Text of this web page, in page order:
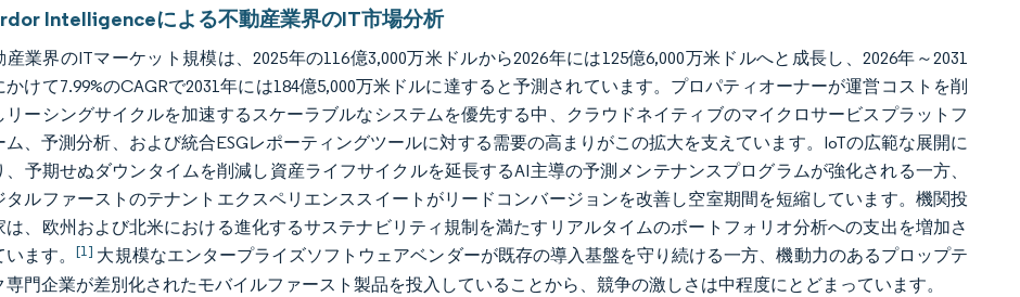
Intelligenceによる不動産業界のIT市場分析
産業界のITマーケット規模は、2025年の116億3,000万米ドルから2026年には125億6,000万米ドルへと成長し、2026年～2031
かけて7.99%のCAGRで2031年には184億5,000万米ドルに達すると予測されています。プロパティオーナーが運営コストを削
リーシングサイクルを加速するスケーラブルなシステムを優先する中、クラウドネイティブのマイクロサービスプラットフ
ム、予測分析、および統合ESGレポーティングツールに対する需要の高まりがこの拡大を支えています。IoTの広範な展開に
、予期せぬダウンタイムを削減し資産ライフサイクルを延長するAI主導の予測メンテナンスプログラムが強化される一方、
タルファーストのテナントエクスペリエンススイートがリードコンバージョンを改善し空室期間を短縮しています。機関投
は、欧州および北米における進化するサステナビリティ規制を満たすリアルタイムのポートフォリオ分析への支出を増加さ
います。[1] 大規模なエンタープライズソフトウェアベンダーが既存の導入基盤を守り続ける一方、機動力のあるプロップテ
専門企業が差別化されたモバイルファースト製品を投入していることから、競争の激しさは中程度にとどまっています。